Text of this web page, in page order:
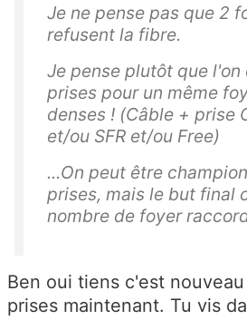
Je ne pense pas que 2
refusent la fibre.
Je pense plutôt que
prises pour un même
denses ! (Câble + prise
et/ou SFR et/ou Free)
...On peut être
prises, mais le but final
nombre de foyer
Ben oui tiens c'est
prises maintenant. Tu vis